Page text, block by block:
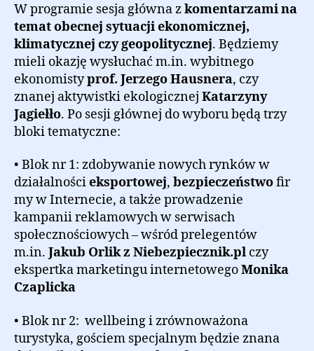
W programie sesja główna zkomentarzami na
temat obecnej sytuacji ekonomicznej,
klimatycznej czy geopolitycznej. Będziemy
mieli okazję wysłuchać m.in. wybitnego
ekonomistyprof. Jerzego Hausnera, czy
znanej aktywistki ekologicznej Katarzyny
Jagiełło. Po sesji głównej do wyboru będą trzy
bloki tematyczne:
• Blok nr 1: zdobywanie nowych rynków w
działalnościeksportowej, bezpieczeństwofir
my w Internecie, a także prowadzenie
kampanii reklamowych w serwisach
społecznościowych – wśród prelegentów
m.in. Jakub Orlik z Niebezpiecznik.pl czy
ekspertka marketingu internetowegoMonika
Czaplicka
• Blok nr 2: wellbeing i zrównoważona
turystyka, gościem specjalnym będzie znana